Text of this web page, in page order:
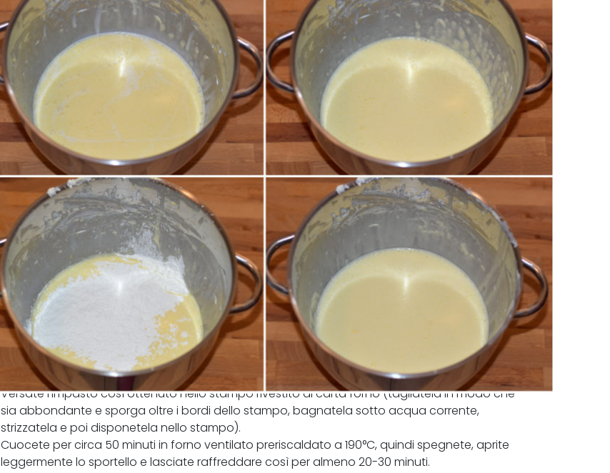
Versate l'impasto così ottenuto nello stampo rivestito di carta forno (tagliatela in modo che
sia abbondante e sporga oltre i bordi dello stampo, bagnatela sotto acqua corrente,
strizzatela e poi disponetela nello stampo).
Cuocete per circa 50 minuti in forno ventilato preriscaldato a 190°C, quindi spegnete, aprite
leggermente lo sportello e lasciate raffreddare così per almeno 20-30 minuti.